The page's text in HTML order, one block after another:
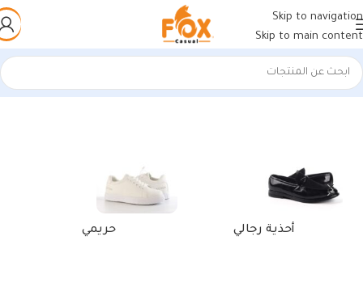
Skip to navigation
Skip to main content
الرئيسية/منتجات تحت الوسم “كوتش اوچي”
أحذية رجالي حريمي